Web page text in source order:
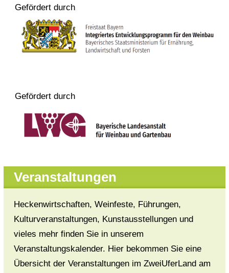
Gefördert durch
Gefördert durch
Veranstaltungen
Heckenwirtschaften, Weinfeste, Führungen,
Kulturveranstaltungen, Kunstausstellungen und
vieles mehr finden Sie in unserem
Veranstaltungskalender. Hier bekommen Sie eine
Übersicht der Veranstaltungen im ZweiUferLand am